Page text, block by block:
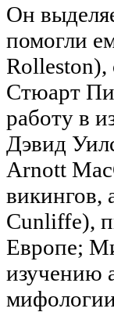
Он
помогли
Rolleston),
Стюарт
работу в
Дэвид
Arnott
викингов,
Cunliffe),
Европе;
изучению
мифологии